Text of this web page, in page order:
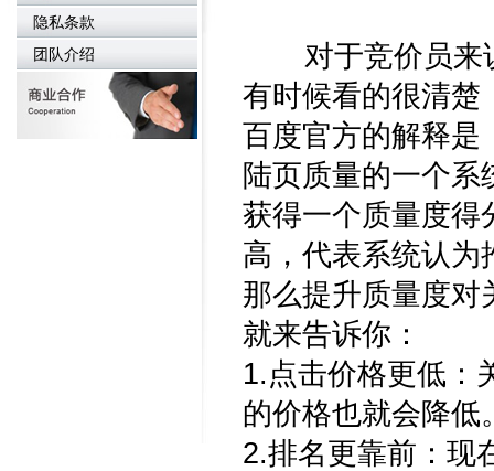
隐私条款
团队介绍
对于竞价员来说
有时候看的很清楚
百度官方的解释是
陆页质量的一个
获得一个质量度得
高，代表系统认为
那么提升质量度对
就来告诉你：
1.点击价格更低：
的价格也就会降低
2.排名更靠前：现